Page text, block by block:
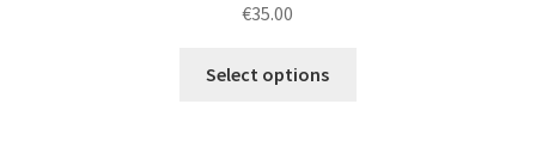
€35.00
Select options